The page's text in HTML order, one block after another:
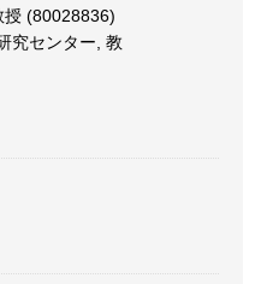
授 (80028836)
究センター, 教